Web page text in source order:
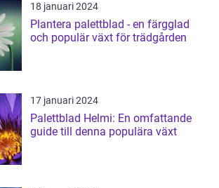
18 januari 2024
Plantera palettblad - en färgglad
och populär växt för trädgården
17 januari 2024
Palettblad Helmi: En omfattande
guide till denna populära växt